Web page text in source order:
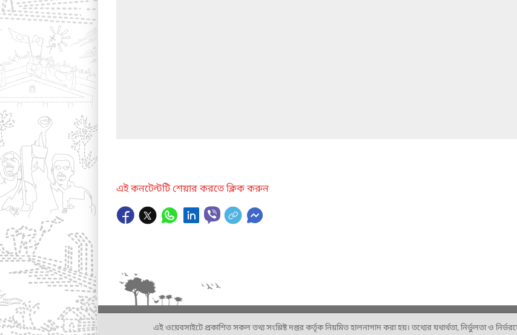
এই কনটেন্টটি শেয়ার করতে ক্লিক করুন
এই ওয়েবসাইটে প্রকাশিত সকল তথ্য সংশ্লিষ্ট দপ্তর কর্তৃক নিয়মিত হালনাগাদ করা হয়। তথ্যের যথার্থতা, নির্ভুলতা ও